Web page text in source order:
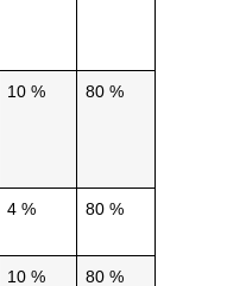
10 % 80 %
4 % 80 %
10 % 80 %